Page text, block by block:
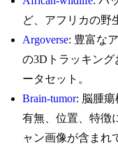
ど、アフリカの野
Argoverse: 豊富な
の3Dトラッキン
ータセット。
Brain-tumor: 脳腫
有無、位置、特徴
ャン画像が含まれ